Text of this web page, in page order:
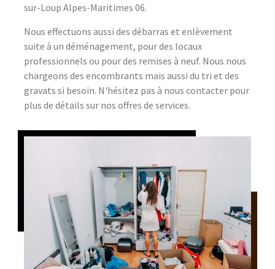
sur-Loup Alpes-Maritimes 06.
Nous effectuons aussi des débarras et enlèvement
suite à un déménagement, pour des locaux
professionnels ou pour des remises à neuf. Nous nous
chargeons des encombrants mais aussi du tri et des
gravats si besoin. N'hésitez pas à nous contacter pour
plus de détails sur nos offres de services.